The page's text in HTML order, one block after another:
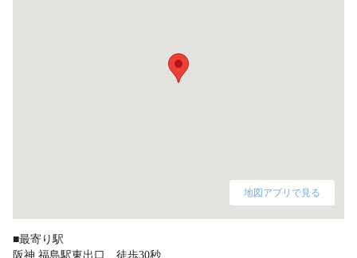
地図アプリで見る
■最寄り駅
阪神 福島駅東出口　徒歩30秒